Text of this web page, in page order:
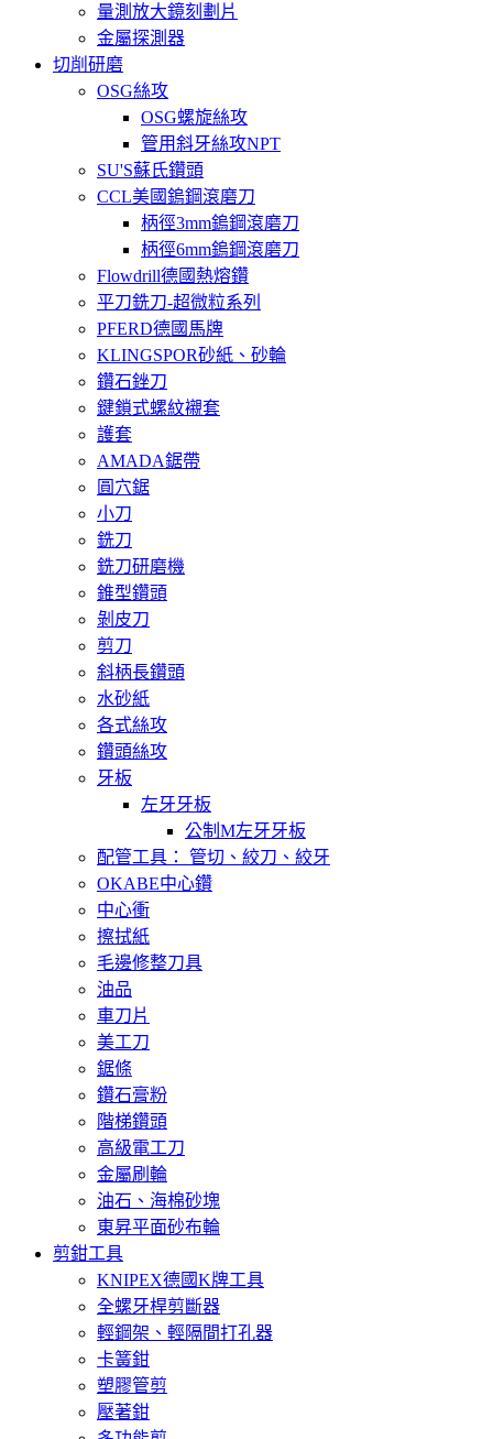
量測放大鏡刻劃片
金屬探測器
切削研磨
OSG絲攻
OSG螺旋絲攻
管用斜牙絲攻NPT
SU'S蘇氏鑽頭
CCL美國鎢鋼滾磨刀
柄徑3mm鎢鋼滾磨刀
柄徑6mm鎢鋼滾磨刀
Flowdrill德國熱熔鑽
平刀銑刀-超微粒系列
PFERD德國馬牌
KLINGSPOR砂紙、砂輪
鑽石銼刀
鍵鎖式螺紋襯套
護套
AMADA鋸帶
圓穴鋸
小刀
銑刀
銑刀研磨機
錐型鑽頭
剝皮刀
剪刀
斜柄長鑽頭
水砂紙
各式絲攻
鑽頭絲攻
牙板
左牙牙板
公制M左牙牙板
配管工具： 管切、絞刀、絞牙
OKABE中心鑽
中心衝
擦拭紙
毛邊修整刀具
油品
車刀片
美工刀
鋸條
鑽石膏粉
階梯鑽頭
高級電工刀
金屬刷輪
油石、海棉砂塊
東昇平面砂布輪
剪鉗工具
KNIPEX德國K牌工具
全螺牙桿剪斷器
輕鋼架、輕隔間打孔器
卡簧鉗
塑膠管剪
壓著鉗